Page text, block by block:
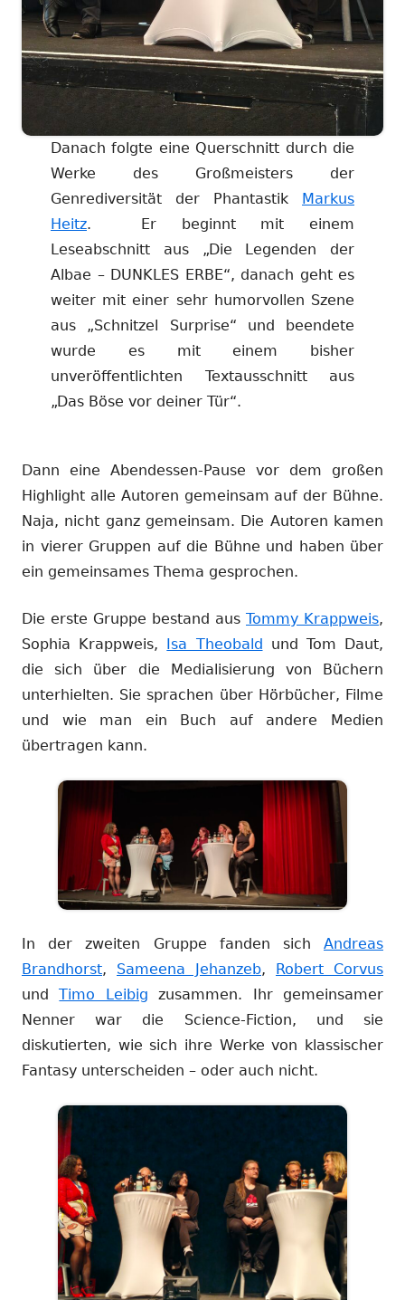
Danach folgte eine Querschnitt durch die
Werke des Großmeisters der
Genrediversität der Phantastik
Markus
Heitz. Er beginnt mit einem
Leseabschnitt aus „Die Legenden der
Albae – DUNKLES ERBE“, danach geht es
weiter mit einer sehr humorvollen Szene
aus „Schnitzel Surprise“ und beendete
wurde es mit einem bisher
unveröffentlichten Textausschnitt aus
„Das Böse vor deiner Tür“.
Dann eine Abendessen-Pause vor dem großen
Highlight alle Autoren gemeinsam auf der Bühne.
Naja, nicht ganz gemeinsam. Die Autoren kamen
in vierer Gruppen auf die Bühne und haben über
ein gemeinsames Thema gesprochen.
Die erste Gruppe bestand aus Tommy Krappweis,
Sophia Krappweis,
Isa Theobald und Tom Daut,
die sich über die Medialisierung von Büchern
unterhielten. Sie sprachen über Hörbücher, Filme
und wie man ein Buch auf andere Medien
übertragen kann.
In der zweiten Gruppe fanden sich Andreas
Brandhorst, Sameena Jehanzeb,
Robert Corvus
undTimo Leibig zusammen. Ihr gemeinsamer
Nenner war die Science-Fiction, und sie
diskutierten, wie sich ihre Werke von klassischer
Fantasy unterscheiden – oder auch nicht.